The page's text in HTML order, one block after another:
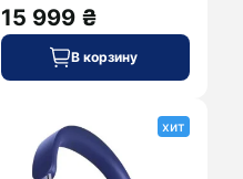
15 999 ₴
В корзину
хит